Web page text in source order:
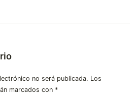
no será publicada. Los
marcados con *